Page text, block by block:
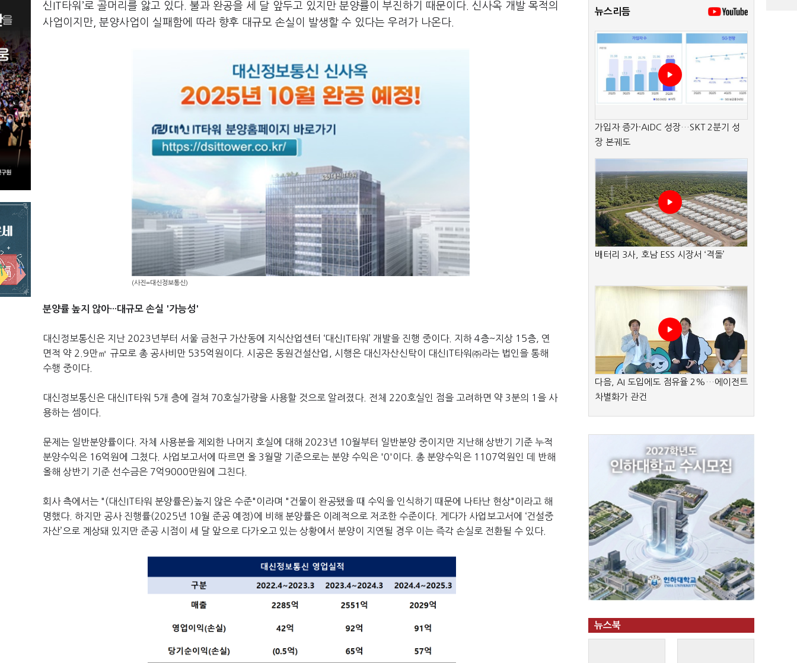
신IT타워’로 골머리를 앓고 있다. 불과 완공을 세 달 앞두고 있지만 분양률이 부진하기 때문이다. 신사옥 개발 목적의
사업이지만, 분양사업이 실패함에 따라 향후 대규모 손실이 발생할 수 있다는 우려가 나온다.
(사진=대신정보통신)
분양률 높지 않아···대규모 손실 '가능성'
대신정보통신은 지난 2023 년부터 서울 금천구 가산동에 지식산업센터 ‘대신IT타워’ 개발을 진행 중이다. 지하 4층~지상 15층, 연
면적 약 2.9만㎡ 규모로 총 공사비만 535억원이다. 시공은 동원건설산업, 시행은 대신자산신탁이 대신IT타워㈜라는 법인을 통해
수행 중이다.
대신정보통신은 대신IT타워 5개 층에 걸쳐 70호실가량을 사용할 것으로 알려졌다. 전체 220호실인 점을 고려하면 약 3분의 1을 사
용하는 셈이다.
문제는 일반분양률이다. 자체 사용분을 제외한 나머지 호실에 대해 2023년 10월부터 일반분양 중이지만 지난해 상반기 기준 누적
분양수익은 16억원에 그쳤다. 사업보고서에 따르면 올 3월말 기준으로는 분양 수익은 '0'이다. 총 분양수익은 1107억원인 데 반해
올해 상반기 기준 선수금은 7억9000만원에 그친다.
회사 측에서는 "(대신IT타워 분양률은)높지 않은 수준"이라며 "건물이 완공됐을 때 수익을 인식하기 때문에 나타난 현상"이라고 해
명했다. 하지만 공사 진행률(2025년 10월 준공 예정)에 비해 분양률은 이례적으로 저조한 수준이다. 게다가 사업보고서에 ‘건설중
자산’으로 계상돼 있지만 준공 시점이 세 달 앞으로 다가오고 있는 상황에서 분양이 지연될 경우 이는 즉각 손실로 전환될 수 있다.
뉴스리듬
가입자 증가·AIDC 성장…SKT 2분기 성
장 본궤도
배터리 3사, 호남 ESS 시장서 ‘격돌’
다음, AI 도입에도 점유율 2%…에이전트
차별화가 관건
뉴스북